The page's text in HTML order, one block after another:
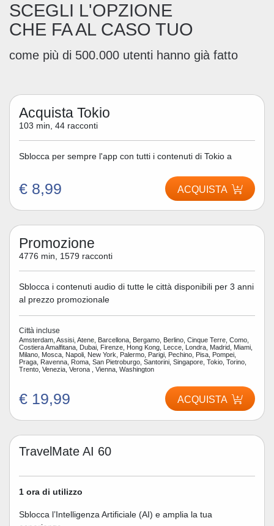
SCEGLI L'OPZIONE
CHE FA AL CASO TUO
come più di 500.000 utenti hanno già fatto
Acquista Tokio
103 min, 44 racconti
Sblocca per sempre l'app con tutti i contenuti di Tokio a
€ 8,99 ACQUISTA
Promozione
4776 min, 1579 racconti
Sblocca i contenuti audio di tutte le città disponibili per 3 anni
al prezzo promozionale
Città incluse
Amsterdam, Assisi, Atene, Barcellona, Bergamo, Berlino, Cinque Terre, Como,
Costiera Amalfitana, Dubai, Firenze, Hong Kong, Lecce, Londra, Madrid, Miami,
Milano, Mosca, Napoli, New York, Palermo, Parigi, Pechino, Pisa, Pompei,
Praga, Ravenna, Roma, San Pietroburgo, Santorini, Singapore, Tokio, Torino,
Trento, Venezia, Verona , Vienna, Washington
€ 19,99 ACQUISTA
TravelMate AI 60
1 ora di utilizzo
Sblocca l’Intelligenza Artificiale (AI) e amplia la tua